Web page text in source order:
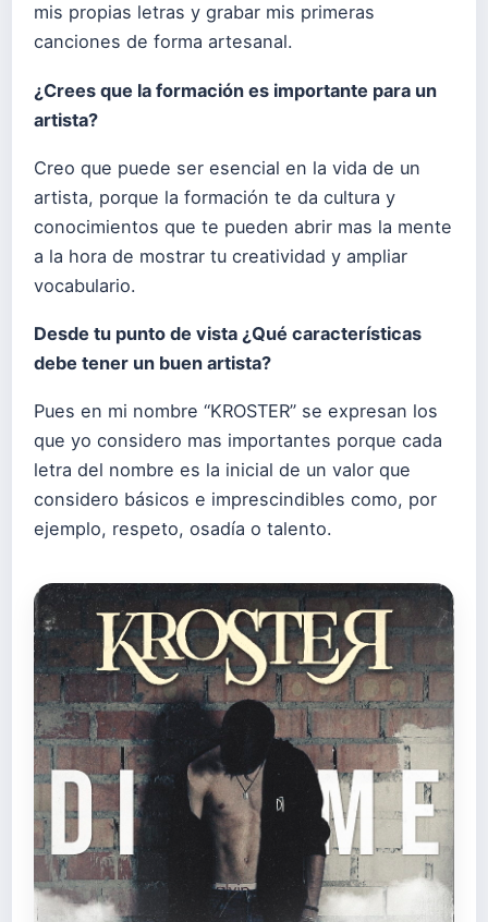
mis propias letras y grabar mis primeras
canciones de forma artesanal.
¿Crees que la formación es importante para un
artista?
Creo que puede ser esencial en la vida de un
artista, porque la formación te da cultura y
conocimientos que te pueden abrir mas la mente
a la hora de mostrar tu creatividad y ampliar
vocabulario.
Desde tu punto de vista ¿Qué características
debe tener un buen artista?
Pues en mi nombre “KROSTER” se expresan los
que yo considero mas importantes porque cada
letra del nombre es la inicial de un valor que
considero básicos e imprescindibles como, por
ejemplo, respeto, osadía o talento.